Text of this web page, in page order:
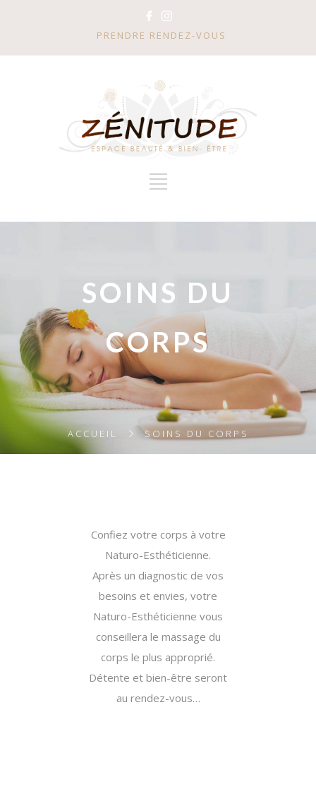
PRENDRE RENDEZ-VOUS
SOINS DU
CORPS
ACCUEIL SOINS DU CORPS
Confiez votre corps à votre
Naturo-Esthéticienne.
Après un diagnostic de vos
besoins et envies, votre
Naturo-Esthéticienne vous
conseillera le massage du
corps le plus approprié.
Détente et bien-être seront
au rendez-vous…